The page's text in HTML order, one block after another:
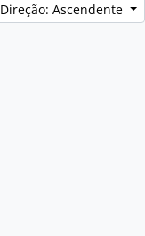
Direção: Ascendente